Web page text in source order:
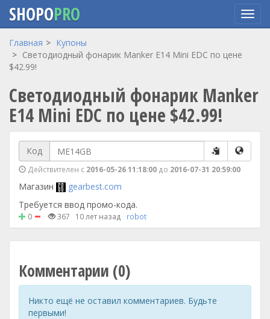
Перейти
основному
SHOPOPRO
Главная
Купоны
Cветодиодный фонарик Manker E14 Mini EDC по цене
$42.99!
Cветодиодный фонарик Manker
E14 Mini EDC по цене $42.99!
Код
Действителен с 2016-05-26 11:18:00 до 2016-07-31 20:59:00
Магазин
gearbest.com
Требуется ввод промо-кода.
0 367 10 лет назад robot
Комментарии (0)
Никто ещё не оставил комментариев. Будьте
первыми!